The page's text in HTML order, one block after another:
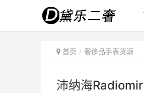
首页 奢侈品手表货源
沛纳海